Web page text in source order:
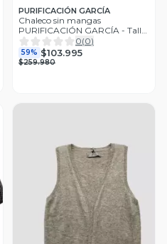
PURIFICACIÓN GARCÍA
Chaleco sin mangas
PURIFICACIÓN GARCÍA - Talla
S (VOP00980217)
0(0)
59% $103.995
$259.980